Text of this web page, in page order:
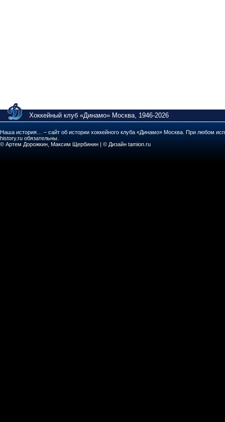
Хоккейный клуб «Динамо» Москва, 1946-2026
Наша история… – сайт об истории хоккейного клуба «Динамо» Москва. При любом
history.ru обязательны.
© Артем Дорожкин, Максим Щербинин | © Дизайн tamion.ru